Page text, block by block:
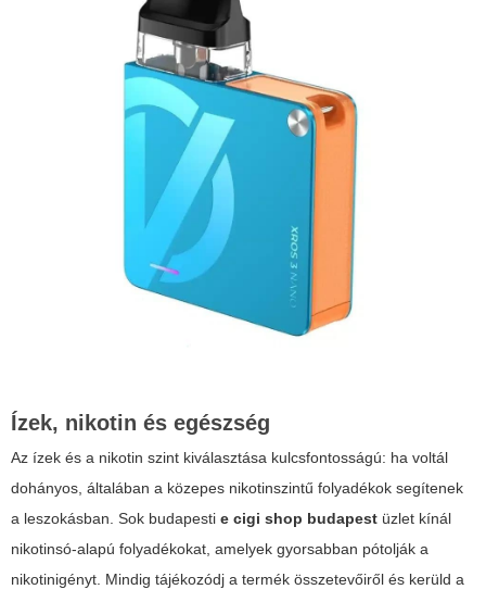
Ízek, nikotin és egészség
Az ízek és a nikotin szint kiválasztása kulcsfontosságú: ha voltál
dohányos, általában a közepes nikotinszintű folyadékok segítenek
a leszokásban. Sok budapesti e cigi shop budapest üzlet kínál
nikotinsó-alapú folyadékokat, amelyek gyorsabban pótolják a
nikotinigényt. Mindig tájékozódj a termék összetevőiről és kerüld a